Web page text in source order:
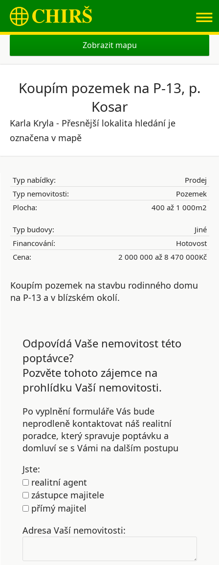
≡
Zobrazit mapu
Koupím pozemek na P-13, p.
Kosar
Karla Kryla - Přesnější lokalita hledání je
označena v mapě
Typ nabídky:
Prodej
Typ nemovitosti:
Pozemek
Plocha:
400 až 1 000m2
Typ budovy:
Jiné
Financování:
Hotovost
Cena:
2 000 000 až 8 470 000Kč
Koupím pozemek na stavbu rodinného domu
na P-13 a v blízském okolí.
Odpovídá Vaše nemovitost této
poptávce?
Pozvěte tohoto zájemce na
prohlídku Vaší nemovitosti.
Po vyplnění formuláře Vás bude
neprodleně kontaktovat náš realitní
poradce, který spravuje poptávku a
domluví se s Vámi na dalším postupu
Jste:
realitní agent
zástupce majitele
přímý majitel
Adresa Vaší nemovitosti: